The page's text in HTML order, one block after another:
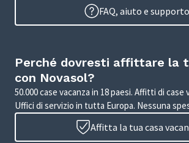
FAQ, aiuto e supporto
Perché dovresti affittare la
con Novasol?
50.000 case vacanza in 18 paesi. Affitti di case
Uffici di servizio in tutta Europa. Nessuna
Affitta la tua casa